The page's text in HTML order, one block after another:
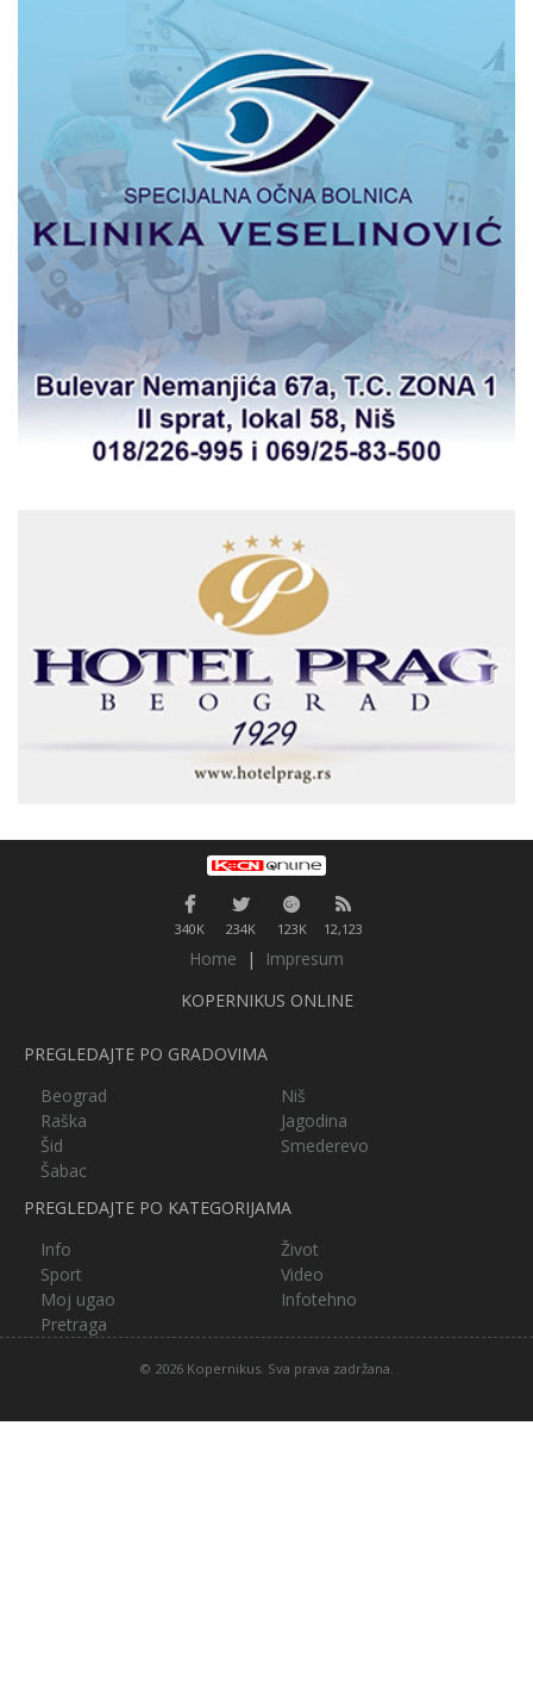
340K 234K 123K 12,123
Home |
Impresum
KOPERNIKUS ONLINE
PREGLEDAJTE PO GRADOVIMA
Beograd
Niš
Raška
Jagodina
Šid
Smederevo
Šabac
PREGLEDAJTE PO KATEGORIJAMA
Info
Život
Sport
Video
Moj ugao
Infotehno
Pretraga
© 2026 Kopernikus. Sva prava zadržana.